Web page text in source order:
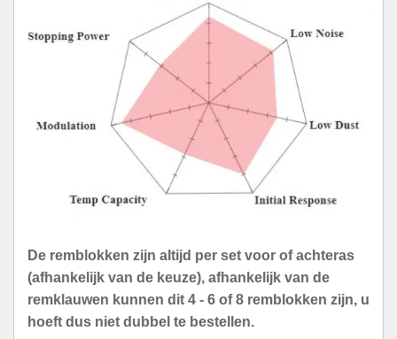
De remblokken zijn altijd per set voor of achteras
(afhankelijk van de keuze), afhankelijk van de
remklauwen kunnen dit 4 - 6 of 8 remblokken zijn, u
hoeft dus niet dubbel te bestellen.